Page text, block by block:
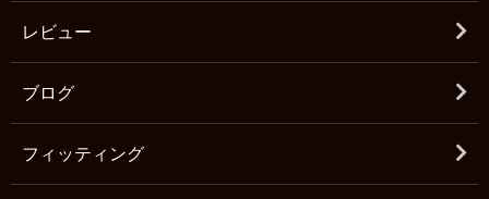
レビュー
ブログ
フィッティング